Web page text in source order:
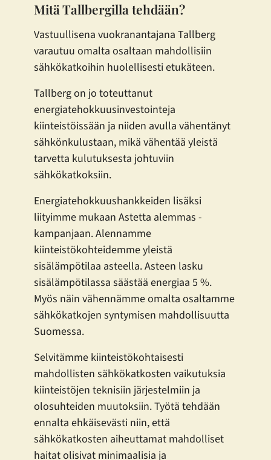
Mitä Tallbergilla tehdään?
Vastuullisena vuokranantajana Tallberg
varautuu omalta osaltaan mahdollisiin
sähkökatkoihin huolellisesti etukäteen.
Tallberg on jo toteuttanut
energiatehokkuusinvestointeja
kiinteistöissään ja niiden avulla vähentänyt
sähkönkulustaan, mikä vähentää yleistä
tarvetta kulutuksesta johtuviin
sähkökatkoksiin.
Energiatehokkuushankkeiden lisäksi
liityimme mukaan Astetta alemmas -
kampanjaan. Alennamme
kiinteistökohteidemme yleistä
sisälämpötilaa asteella. Asteen lasku
sisälämpötilassa säästää energiaa 5 %.
Myös näin vähennämme omalta osaltamme
sähkökatkojen syntymisen mahdollisuutta
Suomessa.
Selvitämme kiinteistökohtaisesti
mahdollisten sähkökatkosten vaikutuksia
kiinteistöjen teknisiin järjestelmiin ja
olosuhteiden muutoksiin. Työtä tehdään
ennalta ehkäisevästi niin, että
sähkökatkosten aiheuttamat mahdolliset
haitat olisivat minimaalisia ja